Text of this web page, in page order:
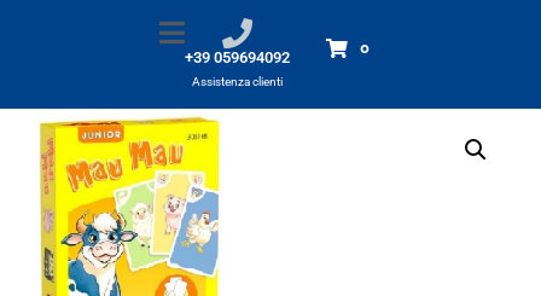
+39 059694092
Assistenza clienti
0
Prodotti Mau Mau